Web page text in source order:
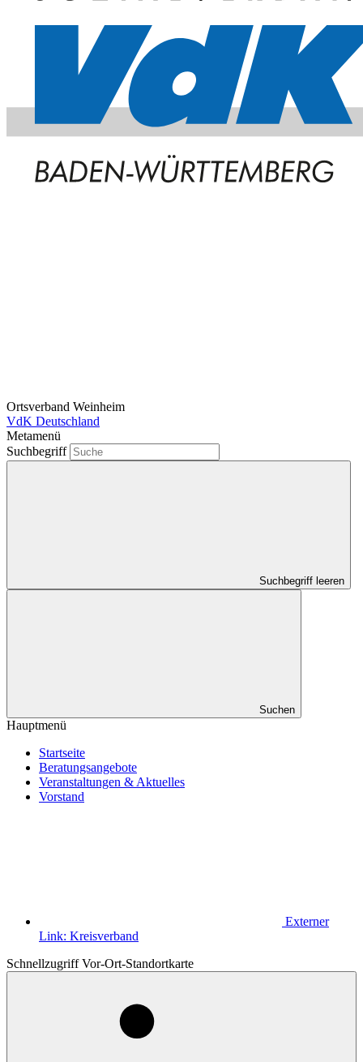
Ortsverband Weinheim
VdK Deutschland
Metamenü
Suchbegriff
Suchbegriff leeren
Suchen
Hauptmenü
Startseite
Beratungsangebote
Veranstaltungen & Aktuelles
Vorstand
Externer
Link: Kreisverband
Schnellzugriff Vor-Ort-Standortkarte